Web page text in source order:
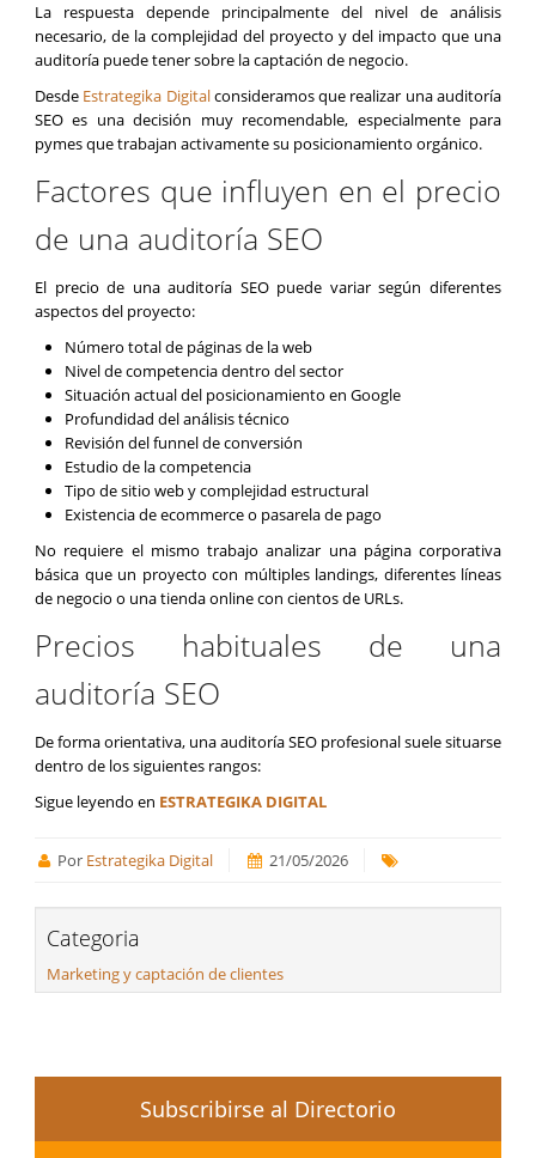
La respuesta depende principalmente del nivel de análisis
necesario, de la complejidad del proyecto y del impacto que una
auditoría puede tener sobre la captación de negocio.
Desde Estrategika Digitalconsideramos que realizar una auditoría
SEO es una decisión muy recomendable, especialmente para
pymes que trabajan activamente su posicionamiento orgánico.
Factores que influyen en el precio
de una auditoría SEO
El precio de una auditoría SEO puede variar según diferentes
aspectos del proyecto:
Número total de páginas de la web
Nivel de competencia dentro del sector
Situación actual del posicionamiento en Google
Profundidad del análisis técnico
Revisión del funnel de conversión
Estudio de la competencia
Tipo de sitio web y complejidad estructural
Existencia de ecommerce o pasarela de pago
No requiere el mismo trabajo analizar una página corporativa
básica que un proyecto con múltiples landings, diferentes líneas
de negocio o una tienda online con cientos de URLs.
Precios habituales de una
auditoría SEO
De forma orientativa, una auditoría SEO profesional suele situarse
dentro de los siguientes rangos:
Sigue leyendo en ESTRATEGIKA DIGITAL
Por Estrategika Digital 21/05/2026
Categoria
Marketing y captación de clientes
Subscribirse al Directorio